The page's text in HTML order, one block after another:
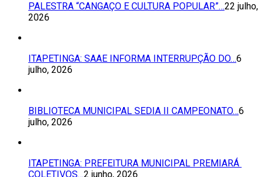
PALESTRA “CANGAÇO E CULTURA POPULAR”…22 julho,
2026
ITAPETINGA: SAAE INFORMA INTERRUPÇÃO DO…6
julho, 2026
BIBLIOTECA MUNICIPAL SEDIA II CAMPEONATO…6
julho, 2026
ITAPETINGA: PREFEITURA MUNICIPAL PREMIARÁ
COLETIVOS…2 junho, 2026